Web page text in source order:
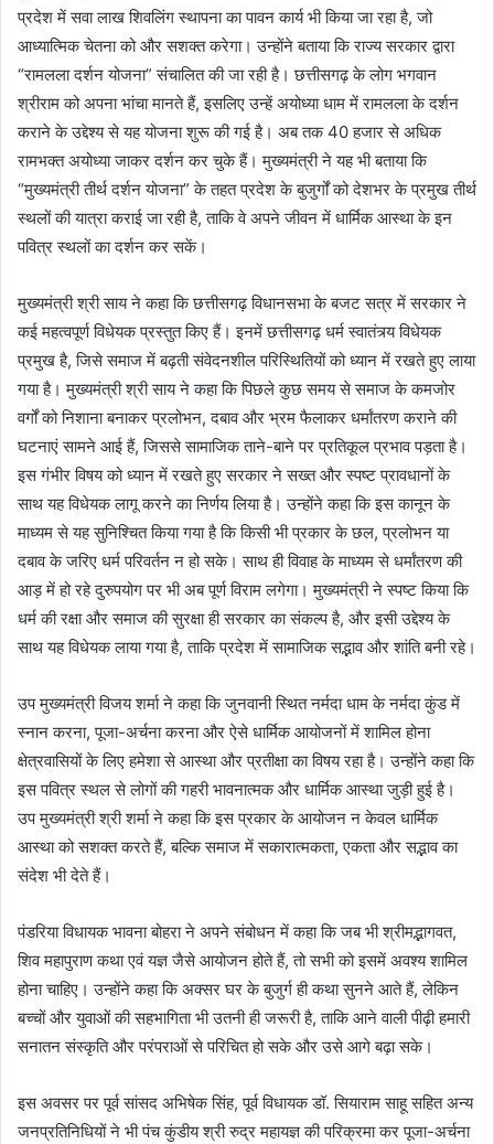
प्रदेश में सवा लाख शिवलिंग स्थापना का पावन कार्य भी किया जा रहा है, जो
आध्यात्मिक चेतना को और सशक्त करेगा। उन्होंने बताया कि राज्य सरकार द्वारा
“रामलला दर्शन योजना” संचालित की जा रही है। छत्तीसगढ़ के लोग भगवान
श्रीराम को अपना भांचा मानते हैं, इसलिए उन्हें अयोध्या धाम में रामलला के दर्शन
कराने के उद्देश्य से यह योजना शुरू की गई है। अब तक 40 हजार से अधिक
रामभक्त अयोध्या जाकर दर्शन कर चुके हैं। मुख्यमंत्री ने यह भी बताया कि
“मुख्यमंत्री तीर्थ दर्शन योजना” के तहत प्रदेश के बुजुर्गों को देशभर के प्रमुख तीर्थ
स्थलों की यात्रा कराई जा रही है, ताकि वे अपने जीवन में धार्मिक आस्था के इन
पवित्र स्थलों का दर्शन कर सकें।
मुख्यमंत्री श्री साय ने कहा कि छत्तीसगढ़ विधानसभा के बजट सत्र में सरकार ने
कई महत्वपूर्ण विधेयक प्रस्तुत किए हैं। इनमें छत्तीसगढ़ धर्म स्वातंत्र्य विधेयक
प्रमुख है, जिसे समाज में बढ़ती संवेदनशील परिस्थितियों को ध्यान में रखते हुए लाया
गया है। मुख्यमंत्री श्री साय ने कहा कि पिछले कुछ समय से समाज के कमजोर
वर्गों को निशाना बनाकर प्रलोभन, दबाव और भ्रम फैलाकर धर्मांतरण कराने की
घटनाएं सामने आई हैं, जिससे सामाजिक ताने-बाने पर प्रतिकूल प्रभाव पड़ता है।
इस गंभीर विषय को ध्यान में रखते हुए सरकार ने सख्त और स्पष्ट प्रावधानों के
साथ यह विधेयक लागू करने का निर्णय लिया है। उन्होंने कहा कि इस कानून के
माध्यम से यह सुनिश्चित किया गया है कि किसी भी प्रकार के छल, प्रलोभन या
दबाव के जरिए धर्म परिवर्तन न हो सके। साथ ही विवाह के माध्यम से धर्मांतरण की
आड़ में हो रहे दुरुपयोग पर भी अब पूर्ण विराम लगेगा। मुख्यमंत्री ने स्पष्ट किया कि
धर्म की रक्षा और समाज की सुरक्षा ही सरकार का संकल्प है, और इसी उद्देश्य के
साथ यह विधेयक लाया गया है, ताकि प्रदेश में सामाजिक सद्भाव और शांति बनी रहे।
उप मुख्यमंत्री विजय शर्मा ने कहा कि जुनवानी स्थित नर्मदा धाम के नर्मदा कुंड में
स्नान करना, पूजा-अर्चना करना और ऐसे धार्मिक आयोजनों में शामिल होना
क्षेत्रवासियों के लिए हमेशा से आस्था और प्रतीक्षा का विषय रहा है। उन्होंने कहा कि
इस पवित्र स्थल से लोगों की गहरी भावनात्मक और धार्मिक आस्था जुड़ी हुई है।
उप मुख्यमंत्री श्री शर्मा ने कहा कि इस प्रकार के आयोजन न केवल धार्मिक
आस्था को सशक्त करते हैं, बल्कि समाज में सकारात्मकता, एकता और सद्भाव का
संदेश भी देते हैं।
पंडरिया विधायक भावना बोहरा ने अपने संबोधन में कहा कि जब भी श्रीमद्भागवत,
शिव महापुराण कथा एवं यज्ञ जैसे आयोजन होते हैं, तो सभी को इसमें अवश्य शामिल
होना चाहिए। उन्होंने कहा कि अक्सर घर के बुजुर्ग ही कथा सुनने आते हैं, लेकिन
बच्चों और युवाओं की सहभागिता भी उतनी ही जरूरी है, ताकि आने वाली पीढ़ी हमारी
सनातन संस्कृति और परंपराओं से परिचित हो सके और उसे आगे बढ़ा सके।
इस अवसर पर पूर्व सांसद अभिषेक सिंह, पूर्व विधायक डॉ. सियाराम साहू सहित अन्य
जनप्रतिनिधियों ने भी पंच कुंडीय श्री रुद्र महायज्ञ की परिक्रमा कर पूजा-अर्चना